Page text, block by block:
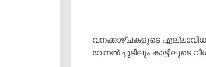
വനക്കാഴ്ചകളുടെ
വേനൽച്ചൂടിലും കാട്ടിലൂടെ